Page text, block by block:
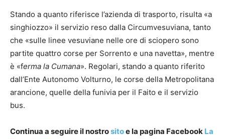
Stando a quanto riferisce l’azienda di trasporto, risulta «a
singhiozzo» il servizio reso dalla Circumvesuviana, tanto
che «sulle linee vesuviane nelle ore di sciopero sono
partite quattro corse per Sorrento e una navetta», mentre
è «ferma la Cumana». Regolari, stando a quanto riferito
dall’Ente Autonomo Volturno, le corse della Metropolitana
arancione, quelle della funivia per il Faito e il servizio
bus.
Continua a seguire il nostrositoe la pagina Facebook La